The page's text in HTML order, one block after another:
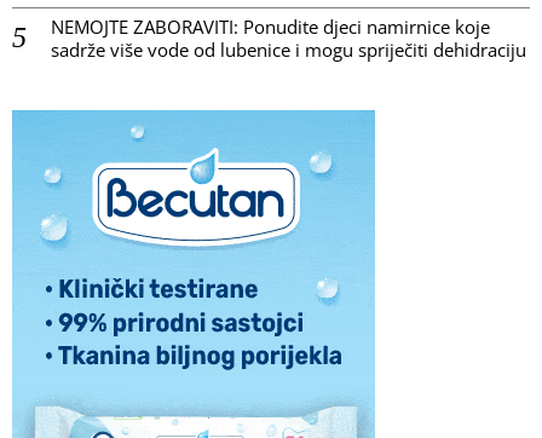
NEMOJTE ZABORAVITI: Ponudite djeci namirnice koje
sadrže više vode od lubenice i mogu spriječiti dehidraciju